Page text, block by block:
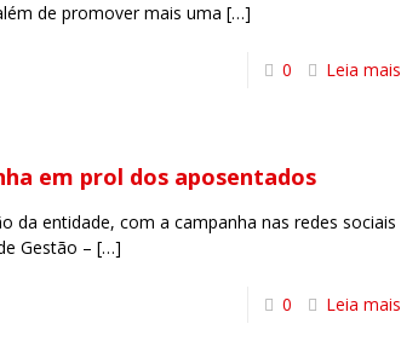
de promover mais uma […]
0 Leia mais
em prol dos aposentados
da entidade, com a campanha nas redes sociais
Gestão – […]
0 Leia mais